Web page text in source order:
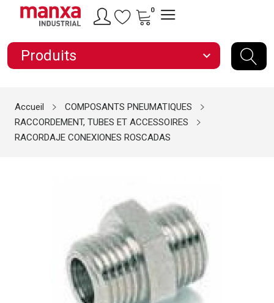
0
Produits expand_more
Accueil
COMPOSANTS PNEUMATIQUES
RACCORDEMENT, TUBES ET ACCESSOIRES
RACORDAJE CONEXIONES ROSCADAS